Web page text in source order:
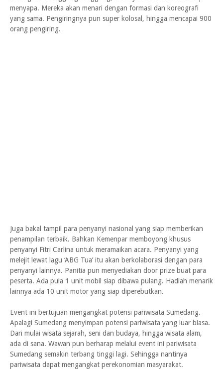
menyapa. Mereka akan menari dengan formasi dan koreografi
yang sama. Pengiringnya pun super kolosal, hingga mencapai 900
orang pengiring.
Juga bakal tampil para penyanyi nasional yang siap memberikan
penampilan terbaik. Bahkan Kemenpar memboyong khusus
penyanyi Fitri Carlina untuk meramaikan acara. Penyanyi yang
melejit lewat lagu ‘ABG Tua’ itu akan berkolaborasi dengan para
penyanyi lainnya. Panitia pun menyediakan door prize buat para
peserta. Ada pula 1 unit mobil siap dibawa pulang. Hadiah menarik
lainnya ada 10 unit motor yang siap diperebutkan.
Event ini bertujuan mengangkat potensi pariwisata Sumedang.
Apalagi Sumedang menyimpan potensi pariwisata yang luar biasa.
Dari mulai wisata sejarah, seni dan budaya, hingga wisata alam,
ada di sana. Wawan pun berharap melalui event ini pariwisata
Sumedang semakin terbang tinggi lagi. Sehingga nantinya
pariwisata dapat mengangkat perekonomian masyarakat.